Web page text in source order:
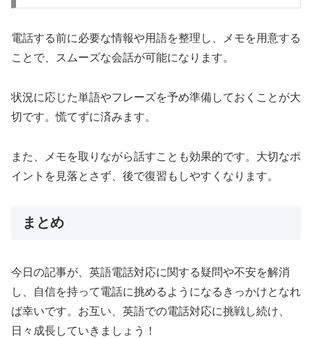
電話する前に必要な情報や用語を整理し、メモを用意する
ことで、スムーズな会話が可能になります。
状況に応じた単語やフレーズを予め準備しておくことが大
切です。慌てずに済みます。
また、メモを取りながら話すことも効果的です。大切なポ
イントを見落とさず、後で復習もしやすくなります。
まとめ
今日の記事が、英語電話対応に関する疑問や不安を解消
し、自信を持って電話に挑めるようになるきっかけとなれ
ば幸いです。お互い、英語での電話対応に挑戦し続け、
日々成長していきましょう！